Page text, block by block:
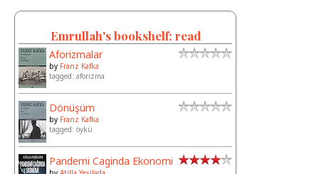
Emrullah's bookshelf: read
Aforizmalar
by Franz Kafka
tagged: aforizma
Dönüşüm
by Franz Kafka
tagged: öykü
Pandemi Caginda Ekonomi